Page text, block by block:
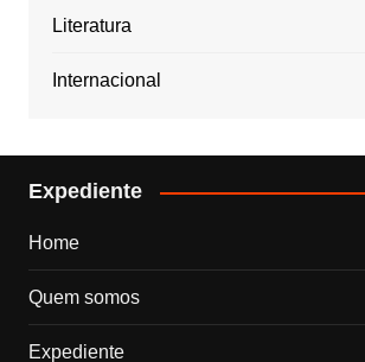
Literatura
Internacional
Expediente
Home
Quem somos
Expediente